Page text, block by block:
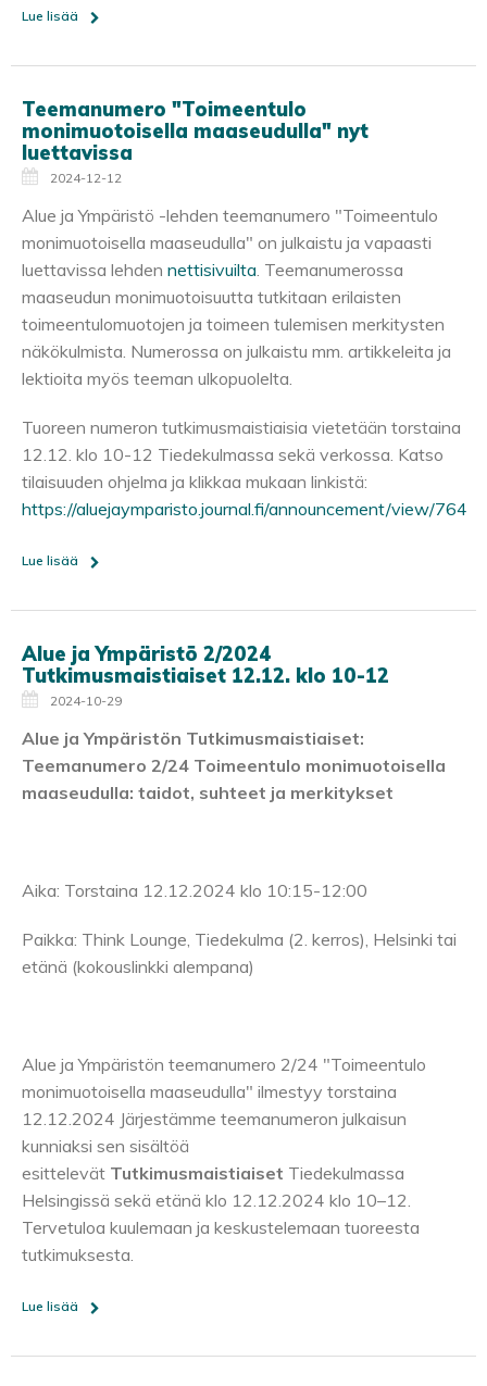
Lue lisää
Teemanumero "Toimeentulo
monimuotoisella maaseudulla" nyt
luettavissa
2024-12-12
Alue ja Ympäristö -lehden teemanumero "Toimeentulo
monimuotoisella maaseudulla" on julkaistu ja vapaasti
luettavissa lehden nettisivuilta. Teemanumerossa
maaseudun monimuotoisuutta tutkitaan erilaisten
toimeentulomuotojen ja toimeen tulemisen merkitysten
näkökulmista. Numerossa on julkaistu mm. artikkeleita ja
lektioita myös teeman ulkopuolelta.
Tuoreen numeron tutkimusmaistiaisia vietetään torstaina
12.12. klo 10-12 Tiedekulmassa sekä verkossa. Katso
tilaisuuden ohjelma ja klikkaa mukaan linkistä:
https://aluejaymparisto.journal.fi/announcement/view/764
Lue lisää
Alue ja Ympäristö 2/2024
Tutkimusmaistiaiset 12.12. klo 10-12
2024-10-29
Alue ja Ympäristön Tutkimusmaistiaiset:
Teemanumero 2/24 Toimeentulo monimuotoisella
maaseudulla: taidot, suhteet ja merkitykset
Aika: Torstaina 12.12.2024 klo 10:15-12:00
Paikka: Think Lounge, Tiedekulma (2. kerros), Helsinki tai
etänä (kokouslinkki alempana)
Alue ja Ympäristön teemanumero 2/24 "Toimeentulo
monimuotoisella maaseudulla" ilmestyy torstaina
12.12.2024 Järjestämme teemanumeron julkaisun
kunniaksi sen sisältöä
esittelevät Tutkimusmaistiaiset Tiedekulmassa
Helsingissä sekä etänä klo 12.12.2024 klo 10–12.
Tervetuloa kuulemaan ja keskustelemaan tuoreesta
tutkimuksesta.
Lue lisää